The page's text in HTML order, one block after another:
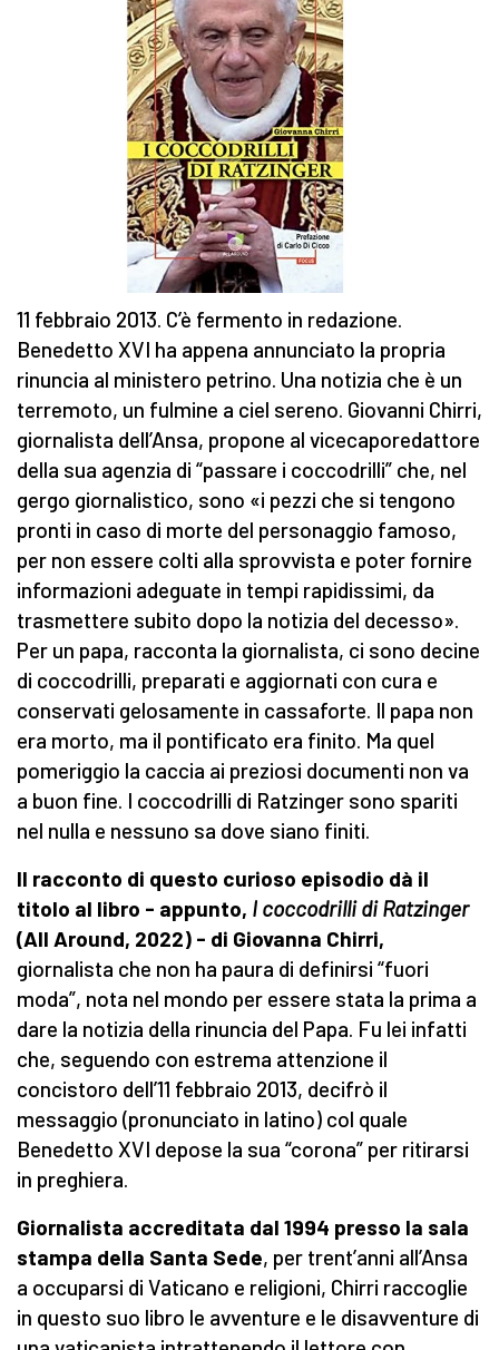
11 febbraio 2013. C’è fermento in redazione.
Benedetto XVI ha appena annunciato la propria
rinuncia al ministero petrino. Una notizia che è un
terremoto, un fulmine a ciel sereno. Giovanni Chirri,
giornalista dell’Ansa, propone al vicecaporedattore
della sua agenzia di “passare i coccodrilli” che, nel
gergo giornalistico, sono «i pezzi che si tengono
pronti in caso di morte del personaggio famoso,
per non essere colti alla sprovvista e poter fornire
informazioni adeguate in tempi rapidissimi, da
trasmettere subito dopo la notizia del decesso».
Per un papa, racconta la giornalista, ci sono decine
di coccodrilli, preparati e aggiornati con cura e
conservati gelosamente in cassaforte. Il papa non
era morto, ma il pontificato era finito. Ma quel
pomeriggio la caccia ai preziosi documenti non va
a buon fine. I coccodrilli di Ratzinger sono spariti
nel nulla e nessuno sa dove siano finiti.
Il racconto di questo curioso episodio dà il
titolo al libro - appunto, I coccodrilli di Ratzinger
(All Around, 2022) - di Giovanna Chirri,
giornalista che non ha paura di definirsi “fuori
moda”, nota nel mondo per essere stata la prima a
dare la notizia della rinuncia del Papa. Fu lei infatti
che, seguendo con estrema attenzione il
concistoro dell’11 febbraio 2013, decifrò il
messaggio (pronunciato in latino) col quale
Benedetto XVI depose la sua “corona” per ritirarsi
in preghiera.
Giornalista accreditata dal 1994 presso la sala
stampa della Santa Sede, per trent’anni all’Ansa
a occuparsi di Vaticano e religioni, Chirri raccoglie
in questo suo libro le avventure e le disavventure di